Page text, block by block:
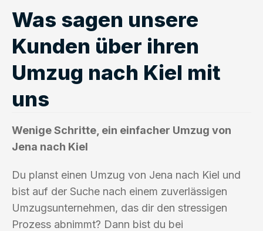
Was sagen unsere
Kunden über ihren
Umzug nach Kiel mit
uns
Wenige Schritte, ein einfacher Umzug von
Jena nach Kiel
Du planst einen Umzug von Jena nach Kiel und
bist auf der Suche nach einem zuverlässigen
Umzugsunternehmen, das dir den stressigen
Prozess abnimmt? Dann bist du bei